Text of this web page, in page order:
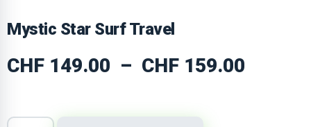
Mystic Star Surf Travel
CHF 149.00 – CHF 159.00